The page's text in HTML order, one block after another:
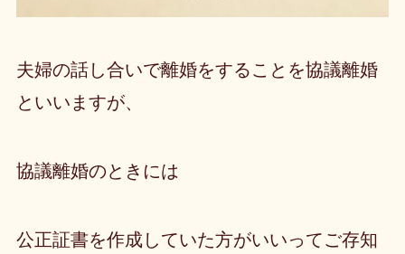
夫婦の話し合いで離婚をすることを協議離婚
といいますが、
協議離婚のときには
公正証書を作成していた方がいいってご存知